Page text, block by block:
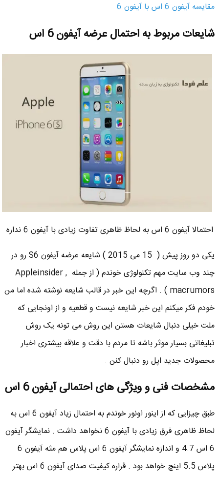
مقایسه آیفون 6 اس با آیفون 6
شایعات مربوط به احتمال عرضه آیفون 6 اس
احتمالا آیفون 6 اس به لحاظ ظاهری تفاوت زیادی با آیفون 6 نداره
یکی دو روز پیش ( 15 می 2015 ) شایعه عرضه آیفون S6 رو در
چند وب سایت مهم تکنولوژی خوندم ( از جمله Appleinsider ,
macrumors ) . اگرچه این خبر در قالب شایعه نوشته شده اما من
خودم فکر میکنم این خبر شایعه نیست و قطعیه و از اونجایی که
ملت خیلی دنبال شایعات هستن این روش می تونه یک روش
تبلیغاتی بسیار موثر باشه تا مردم با دقت و علاقه بیشتری اخبار
محصولات جدید اپل رو دنبال کنن .
مشخصات فنی و ویژگی های احتمالی آیفون 6 اس
طبق چیزایی که از اینور اونور خوندم به احتمال زیاد آیفون 6 اس به
لحاظ ظاهری فرق زیادی با آیفون 6 نخواهد داشت . نمایشگر آیفون
6 اس 4.7 و اندازه نمایشگر آیفون 6 اس پلاس هم مثه آیفون 6
پلاس 5.5 اینچ خواهد بود . قراره کیفیت صدای آیفون 6 اس بهتر